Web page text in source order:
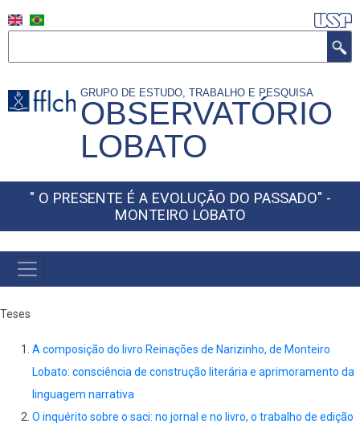
to
GRUPO DE ESTUDO, TRABALHO E PESQUISA
OBSERVATÓRIO
LOBATO
" O PRESENTE É A EVOLUÇÃO DO PASSADO" -
MONTEIRO LOBATO
Teses
A composição do livro Reinações de Narizinho, de Monteiro
Lobato: consciência de construção literária e aprimoramento da
linguagem narrativa
O inquérito sobre o saci: no jornal e no livro, o trabalho de edição